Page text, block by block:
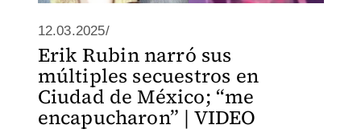
12.03.2025/
⁠Erik Rubin narró sus
múltiples secuestros en
Ciudad de México; “me
encapucharon” | VIDEO